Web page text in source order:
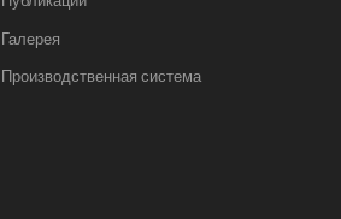
Галерея
Производственная система